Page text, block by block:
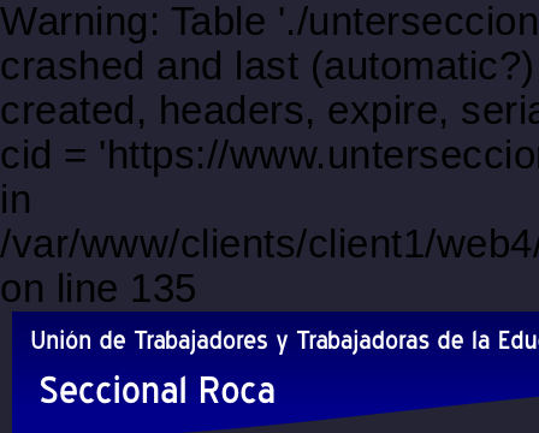
Warning: Table './
crashed and last
created, headers, expire,
cid = 'https://
in
/var/www/clients/client1/
on line 135